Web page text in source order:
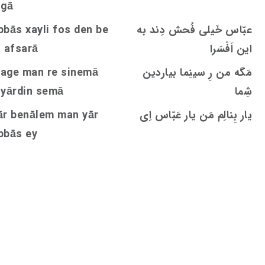
عبّاس خَیلی فُحش دِند به
این اَفْسَرا
xayli fos den be
afsarā
مَگه من رِ سینِما بیاردین
شِما
man re sinemā
semā
یار بِنالِم مَن یار عَبّاس اِی
benālem man yār
ey